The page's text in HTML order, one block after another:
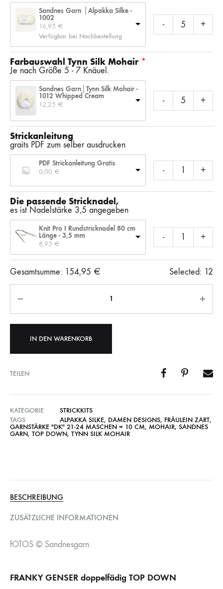
Sandnes Garn │Alpakka Silke -
1002
16,95 €
Verfügbar bei Nachbestellung
- +
Farbauswahl Tynn Silk Mohair
Je nach Größe 5 - 7 Knäuel.
Sandnes Garn│Tynn Silk Mohair -
1012 Whipped Cream
12,25 € - +
Strickanleitung
graits PDF zum selber ausdrucken
PDF Strickanleitung Gratis
0,00 € - +
Die passende Stricknadel,
es ist Nadelstärke 3,5 angegeben
Knit Pro I Rundstricknadel 80 cm
Länge - 3,5 mm
8,95 €
- +
Gesamtsumme: 154,95 € Selected: 12
Anzahl
IN DEN WARENKORB
TEILEN
KATEGORIE
STRICKKITS
TAGS
ALPAKKA SILKE, DAMEN DESIGNS, FRÄULEIN ZART,
GARNSTÄRKE "DK" 21-24 MASCHEN = 10 CM, MOHAIR, SANDNES
GARN, TOP DOWN, TYNN SILK MOHAIR
BESCHREIBUNG
ZUSÄTZLICHE INFORMATIONEN
fOTOS © Sandnesgarn
FRANKY GENSER doppelfädig TOP DOWN